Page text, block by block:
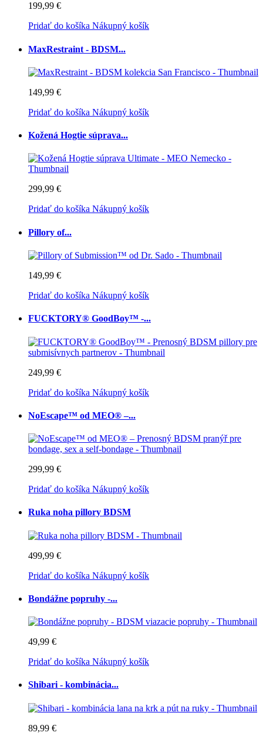
199,99 €
Pridať do košíka Nákupný košík
MaxRestraint - BDSM...
149,99 €
Pridať do košíka Nákupný košík
Kožená Hogtie súprava...
299,99 €
Pridať do košíka Nákupný košík
Pillory of...
149,99 €
Pridať do košíka Nákupný košík
FUCKTORY® GoodBoy™ -...
249,99 €
Pridať do košíka Nákupný košík
NoEscape™ od MEO® –...
299,99 €
Pridať do košíka Nákupný košík
Ruka noha pillory BDSM
499,99 €
Pridať do košíka Nákupný košík
Bondážne popruhy -...
49,99 €
Pridať do košíka Nákupný košík
Shibari - kombinácia...
89,99 €